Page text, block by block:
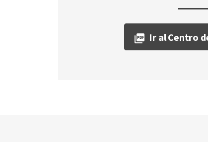
Ir al Centro